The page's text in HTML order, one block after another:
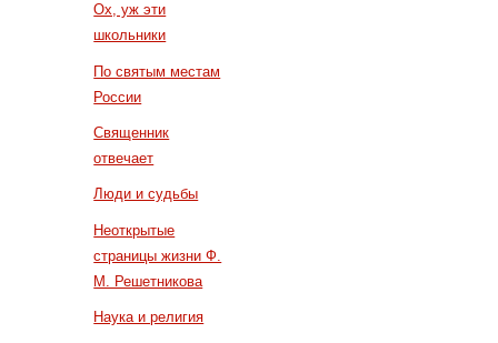
Ох, уж эти
школьники
По святым местам
России
Священник
отвечает
Люди и судьбы
Неоткрытые
страницы жизни Ф.
М. Решетникова
Наука и религия